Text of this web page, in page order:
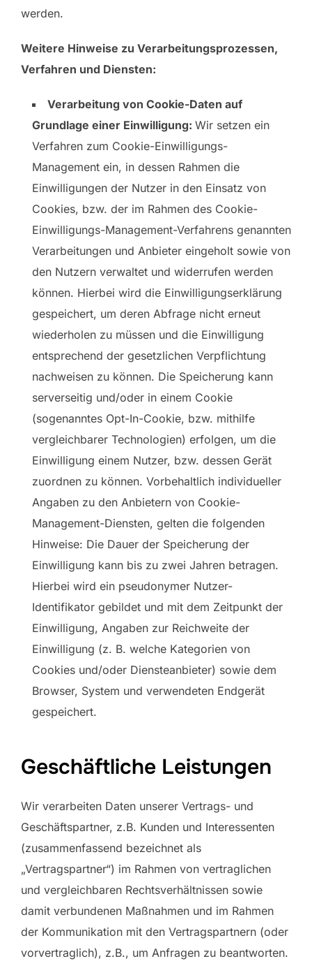
werden.
Weitere Hinweise zu Verarbeitungsprozessen,
Verfahren und Diensten:
Verarbeitung von Cookie-Daten auf
Grundlage einer Einwilligung: Wir setzen ein
Verfahren zum Cookie-Einwilligungs-
Management ein, in dessen Rahmen die
Einwilligungen der Nutzer in den Einsatz von
Cookies, bzw. der im Rahmen des Cookie-
Einwilligungs-Management-Verfahrens genannten
Verarbeitungen und Anbieter eingeholt sowie von
den Nutzern verwaltet und widerrufen werden
können. Hierbei wird die Einwilligungserklärung
gespeichert, um deren Abfrage nicht erneut
wiederholen zu müssen und die Einwilligung
entsprechend der gesetzlichen Verpflichtung
nachweisen zu können. Die Speicherung kann
serverseitig und/oder in einem Cookie
(sogenanntes Opt-In-Cookie, bzw. mithilfe
vergleichbarer Technologien) erfolgen, um die
Einwilligung einem Nutzer, bzw. dessen Gerät
zuordnen zu können. Vorbehaltlich individueller
Angaben zu den Anbietern von Cookie-
Management-Diensten, gelten die folgenden
Hinweise: Die Dauer der Speicherung der
Einwilligung kann bis zu zwei Jahren betragen.
Hierbei wird ein pseudonymer Nutzer-
Identifikator gebildet und mit dem Zeitpunkt der
Einwilligung, Angaben zur Reichweite der
Einwilligung (z. B. welche Kategorien von
Cookies und/oder Diensteanbieter) sowie dem
Browser, System und verwendeten Endgerät
gespeichert.
Geschäftliche Leistungen
Wir verarbeiten Daten unserer Vertrags- und
Geschäftspartner, z.B. Kunden und Interessenten
(zusammenfassend bezeichnet als
„Vertragspartner“) im Rahmen von vertraglichen
und vergleichbaren Rechtsverhältnissen sowie
damit verbundenen Maßnahmen und im Rahmen
der Kommunikation mit den Vertragspartnern (oder
vorvertraglich), z.B., um Anfragen zu beantworten.